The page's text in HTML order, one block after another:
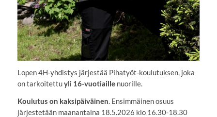
Lopen 4H-yhdistys järjestää Pihatyöt-koulutuksen, joka
on tarkoitettuyli 16-vuotiaillenuorille.
Koulutus on kaksipäiväinen. Ensimmäinen osuus
järjestetään maanantaina 18.5.2026 klo 16.30-18.30